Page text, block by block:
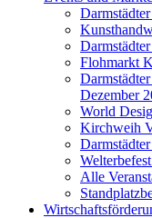
Flohmarkt
Dezember
World
Kirchweih
Alle